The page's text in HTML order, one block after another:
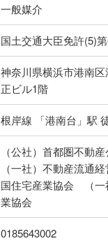
一般媒介
国土交通大臣免許(5)
神奈川県横浜市港南
正ビル1階
根岸線 「港南台」駅
（公社）首都圏不動
（一社）不動産流通
国住宅産業協会 （一
業協会
0185643002